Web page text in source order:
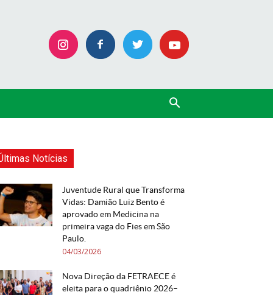
Notícias
Juventude Rural que Transforma
Vidas: Damião Luiz Bento é
aprovado em Medicina na
primeira vaga do Fies em São
Paulo.
04/03/2026
Nova Direção da FETRAECE é
eleita para o quadriênio 2026–